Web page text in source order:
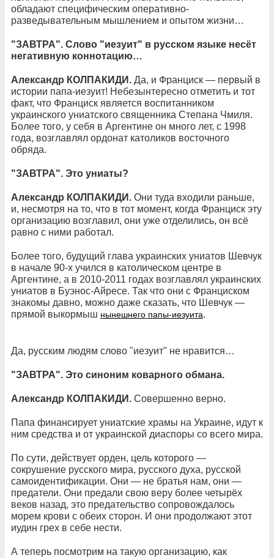
обладают специфическим оперативно-
разведывательным мышлением и опытом жизни…
"ЗАВТРА". Слово "иезуит" в русском языке несёт
негативную коннотацию…
Александр КОЛПАКИДИ. Да, и Франциск — первый в
истории папа-иезуит! Небезынтересно отметить и тот
факт, что Франциск является воспитанником
украинского униатского священника Степана Чмиля.
Более того, у себя в Аргентине он много лет, с 1998
года, возглавлял ордонат католиков восточного
обряда.
"ЗАВТРА". Это униаты?
Александр КОЛПАКИДИ. Они туда входили раньше,
и, несмотря на то, что в тот момент, когда Франциск эту
организацию возглавил, они уже отделились, он всё
равно с ними работал.
Более того, будущий глава украинских униатов Шевчук
в начале 90-х учился в католическом центре в
Аргентине, а в 2010-2011 годах возглавлял украинских
униатов в Буэнос-Айресе. Так что они с Франциском
знакомы давно, можно даже сказать, что Шевчук —
прямой выкормыш нынешнего папы-иезуита.
Да, русским людям слово "иезуит" не нравится…
"ЗАВТРА". Это синоним коварного обмана.
Александр КОЛПАКИДИ. Совершенно верно.
Папа финансирует униатские храмы на Украине, идут к
ним средства и от украинской диаспоры со всего мира.
По сути, действует орден, цель которого —
сокрушение русского мира, русского духа, русской
самоидентификации. Они — не братья нам, они —
предатели. Они предали свою веру более четырёх
веков назад, это предательство сопровождалось
морем крови с обеих сторон. И они продолжают этот
иудин грех в себе нести.
А теперь посмотрим на такую организацию, как